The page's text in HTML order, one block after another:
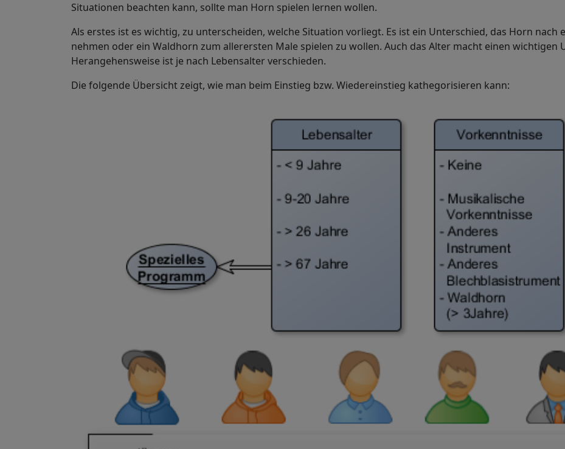
Situationen beachten kann, sollte man Horn spielen lernen wollen.
Als erstes ist es wichtig, zu unterscheiden, welche Situation vorliegt. Es ist ein Unterschied, das Horn nach
nehmen oder ein Waldhorn zum allerersten Male spielen zu wollen. Auch das Alter macht einen wichtigen
Herangehensweise ist je nach Lebensalter verschieden.
Die folgende Übersicht zeigt, wie man beim Einstieg bzw. Wiedereinstieg kathegorisieren kann: